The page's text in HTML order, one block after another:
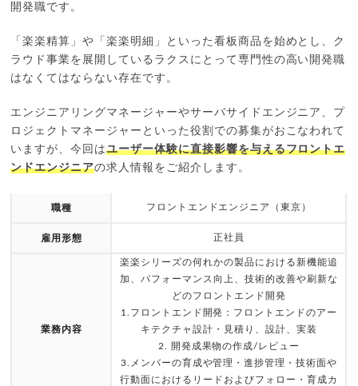
開発職です。
「楽楽精算」や「楽楽明細」といった看板商品を始めとし、ク
ラウド事業を展開しているラクスにとって専門性の高い開発職
はなくてはならない存在です。
エンジニアリングマネージャーやサーバサイドエンジニア、プ
ロジェクトマネージャーといった役割での募集がおこなわれて
いますが、今回はユーザー体験に直接影響を与えるフロントエ
ンドエンジニアの求人情報をご紹介します。
職種 フロントエンドエンジニア（東京）
雇用形態 正社員
業務内容
楽楽シリーズの何れかの製品における新機能追
加、パフォーマンス向上、技術的改善や刷新な
どのフロントエンド開発
1.フロントエンド開発：フロントエンドのアー
キテクチャ設計・見積り、設計、実装
2. 開発成果物の作成/レビュー
3.メンバーの育成や管理・進捗管理・技術面や
行動面におけるリードおよびフォロー・育成カ